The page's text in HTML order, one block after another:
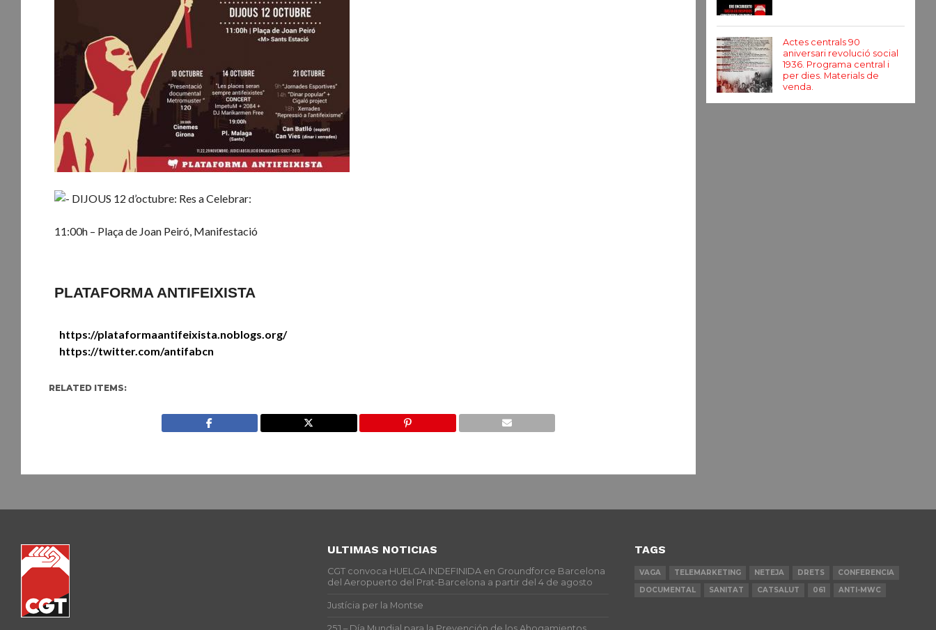
DIJOUS 12 d’octubre: Res a Celebrar:
11:00h – Plaça de Joan Peiró, Manifestació
PLATAFORMA ANTIFEIXISTA
https://plataformaantifeixista.noblogs.org/
https://twitter.com/antifabcn
RELATED ITEMS:
Actes centrals 90
aniversari revolució social
1936. Programa central i
per dies. Materials de
venda.
ULTIMAS NOTICIAS
CGT convoca HUELGA INDEFINIDA en Groundforce Barcelona
del Aeropuerto del Prat-Barcelona a partir del 4 de agosto
Justícia per la Montse
TAGS
VAGA TELEMARKETING NETEJA DRETS
CONFERENCIA
DOCUMENTAL
SANITAT CATSALUT 061 ANTI-MWC